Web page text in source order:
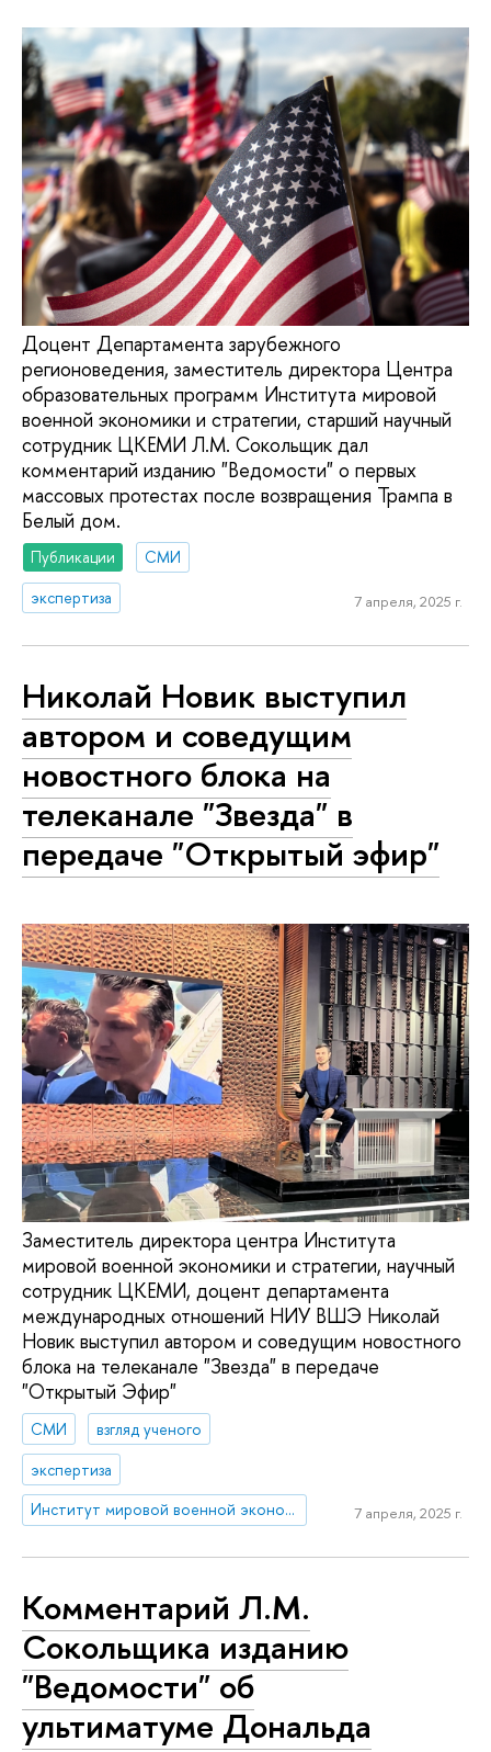
Доцент Департамента зарубежного
регионоведения, заместитель директора Центра
образовательных программ Института мировой
военной экономики и стратегии, старший научный
сотрудник ЦКЕМИ Л.М. Сокольщик дал
комментарий изданию "Ведомости" о первых
массовых протестах после возвращения Трампа в
Белый дом.
Публикации
СМИ
экспертиза
7 апреля, 2025 г.
Николай Новик выступил
автором и соведущим
новостного блока на
телеканале "Звезда" в
передаче "Открытый эфир"
Заместитель директора центра Института
мировой военной экономики и стратегии, научный
сотрудник ЦКЕМИ, доцент департамента
международных отношений НИУ ВШЭ Николай
Новик выступил автором и соведущим новостного
блока на телеканале "Звезда" в передаче
"Открытый Эфир"
СМИ
взгляд ученого
экспертиза
Институт мировой военной экономики и стратегии
7 апреля, 2025 г.
Комментарий Л.М.
Сокольщика изданию
"Ведомости" об
ультиматуме Дональда